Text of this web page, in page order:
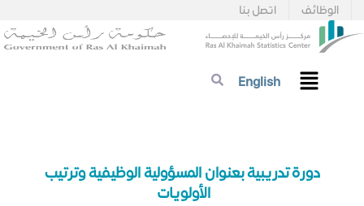
اتصل بنا الوظائف
English
دورة تدريبية بعنوان المسؤولية الوظيفية وترتيب
الأولويات